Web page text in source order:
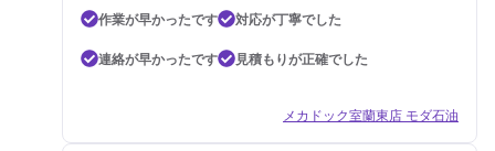
作業が早かったです
対応が丁寧でした
連絡が早かったです
見積もりが正確でした
メカドック室蘭東店 モダ石油